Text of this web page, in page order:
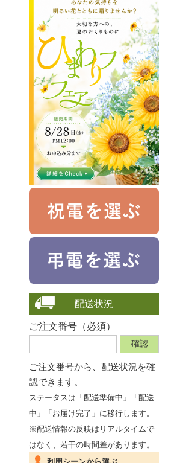
配送状況
ご注文番号（必須）
ご注文番号から、 配送状況を確
認できます。
ステータスは「配送準備中」「配送
中」「お届け完了」に移行します。
※配送情報の反映はリアルタイムで
はなく、若干の時間差があります。